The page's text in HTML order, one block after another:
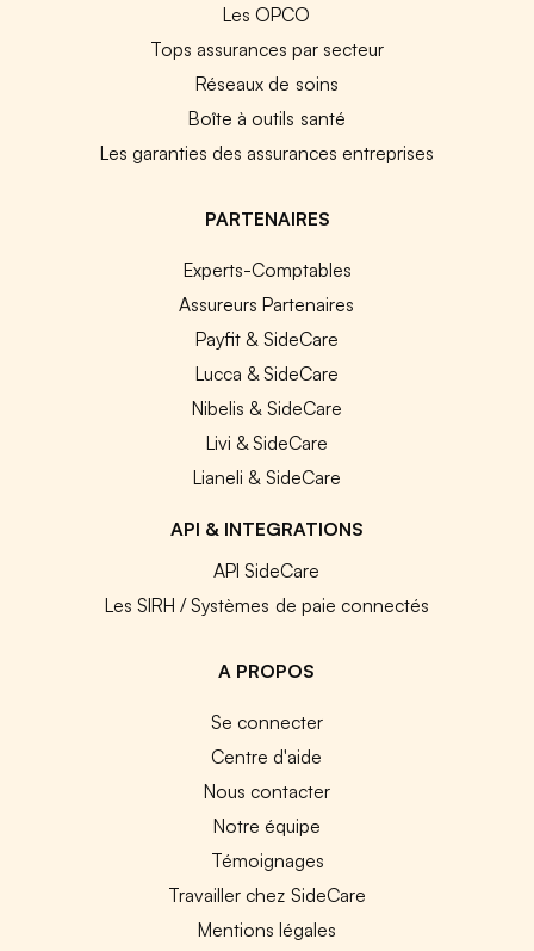
Les OPCO
Tops assurances par secteur
Réseaux de soins
Boîte à outils santé
Les garanties des assurances entreprises
PARTENAIRES
Experts-Comptables
Assureurs Partenaires
Payfit & SideCare
Lucca & SideCare
Nibelis & SideCare
Livi & SideCare
Lianeli & SideCare
API & INTEGRATIONS
API SideCare
Les SIRH / Systèmes de paie connectés
A PROPOS
Se connecter
Centre d'aide
Nous contacter
Notre équipe
Témoignages
Travailler chez SideCare
Mentions légales